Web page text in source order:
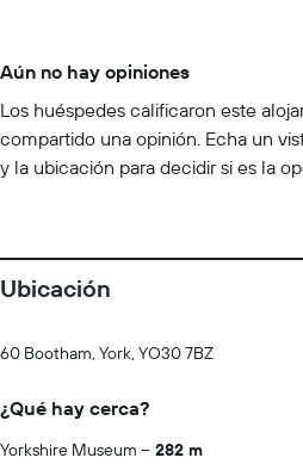
Aún no hay opiniones
Los huéspedes calificaron este
compartido una opinión. Echa un
y la ubicación para decidir si es la
Ubicación
60 Bootham, York, YO30 7BZ
¿Qué hay cerca?
Yorkshire Museum
282 m